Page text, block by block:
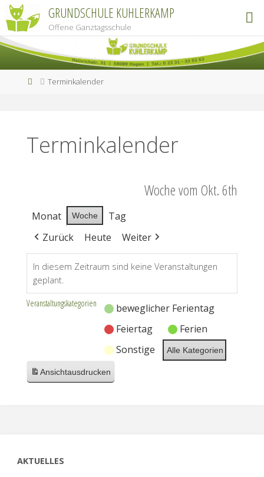
Zum
Inhalt
springen
GRUNDSCHULE KUHLERKAMP
Offene Ganztagsschule
StartTerminkalender
Terminkalender
Woche vom Okt. 6th
Monat Woche
Tag
Zurück
Heute Weiter
In diesem Zeitraum sind keine Veranstaltungen
geplant.
Veranstaltungskategorien
beweglicher Ferientag
Feiertag
Ferien
Sonstige
Alle Kategorien
Ansichtausdrucken
AKTUELLES